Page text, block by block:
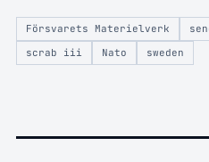
Försvarets Materielverk
scrab iii
Nato sweden